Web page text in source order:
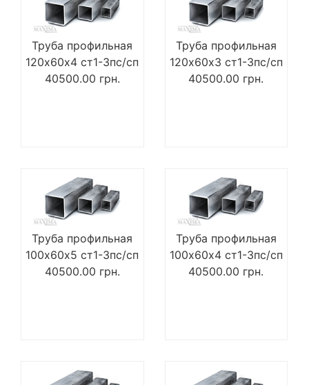
Труба профильная
120х60х4 ст1-3пс/сп
40500.00 грн.
Труба профильная
120х60х3 ст1-3пс/сп
40500.00 грн.
Труба профильная
100х60х5 ст1-3пс/сп
40500.00 грн.
Труба профильная
100х60х4 ст1-3пс/сп
40500.00 грн.